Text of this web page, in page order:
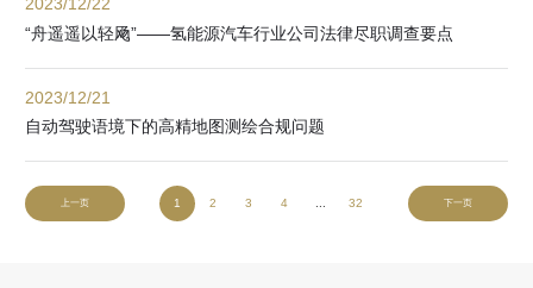
“舟遥遥以轻飏”——氢能源汽车行业公司法律尽职调查要点
2023/12/21
自动驾驶语境下的高精地图测绘合规问题
上一页 1 2 3 4 32 下一页